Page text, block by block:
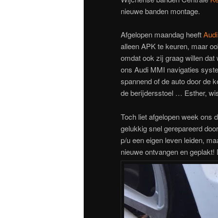
nieuwe banden montage.
Afgelopen maandag heeft
alleen APK te keuren, maar
omdat ook zij graag willen
ons Audi MMI navigaties
spannend of de auto door de
de berijdersstoel … Esther,
Toch liet afgelopen week ons
gelukkig snel gerepareerd door
p/u een eigen leven leiden,
nieuwe ontvangen en